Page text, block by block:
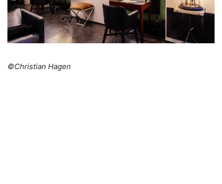
©Christian Hagen